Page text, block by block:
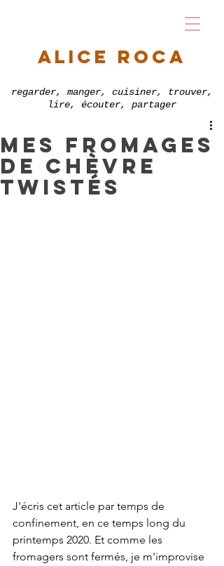
alice roca
regarder, manger, cuisiner, trouver,
lire, écouter, partager
mes fromages
de chèvre
twistés
J'écris cet article par temps de
confinement, en ce temps long du
printemps 2020. Et comme les
fromagers sont fermés, je m'improvise